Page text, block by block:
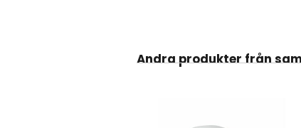
Andra produkter från